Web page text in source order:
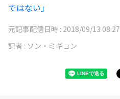
ではない」
元記事配信日時 : 2018/09/13 08:27
記者 : ソン・ミギョン